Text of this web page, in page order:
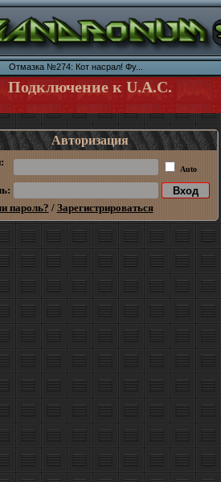
Отмазка №274: Кот насрал! Фу...
Подключение к U.A.C.
Авторизация
Auto
пароль? / Зарегистрироваться